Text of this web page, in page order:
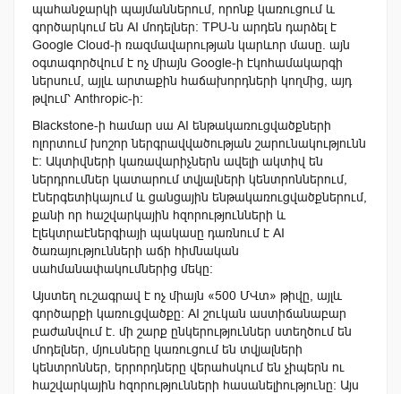
պահանջարկի պայմաններում, որոնք կառուցում և
գործարկում են AI մոդելներ։ TPU-ն արդեն դարձել է
Google Cloud-ի ռազմավարության կարևոր մասը. այն
օգտագործվում է ոչ միայն Google-ի էկոհամակարգի
ներսում, այլև արտաքին հաճախորդների կողմից, այդ
թվում՝ Anthropic-ի։
Blackstone-ի համար սա AI ենթակառուցվածքների
ոլորտում խոշոր ներգրավվածության շարունակությունն
է։ Ակտիվների կառավարիչներն ավելի ակտիվ են
ներդրումներ կատարում տվյալների կենտրոններում,
էներգետիկայում և ցանցային ենթակառուցվածքներում,
քանի որ հաշվարկային հզորությունների և
էլեկտրաէներգիայի պակասը դառնում է AI
ծառայությունների աճի հիմնական
սահմանափակումներից մեկը։
Այստեղ ուշագրավ է ոչ միայն «500 ՄՎտ» թիվը, այլև
գործարքի կառուցվածքը։ AI շուկան աստիճանաբար
բաժանվում է. մի շարք ընկերություններ ստեղծում են
մոդելներ, մյուսները կառուցում են տվյալների
կենտրոններ, երրորդները վերահսկում են չիպերն ու
հաշվարկային հզորությունների հասանելիությունը։ Այս